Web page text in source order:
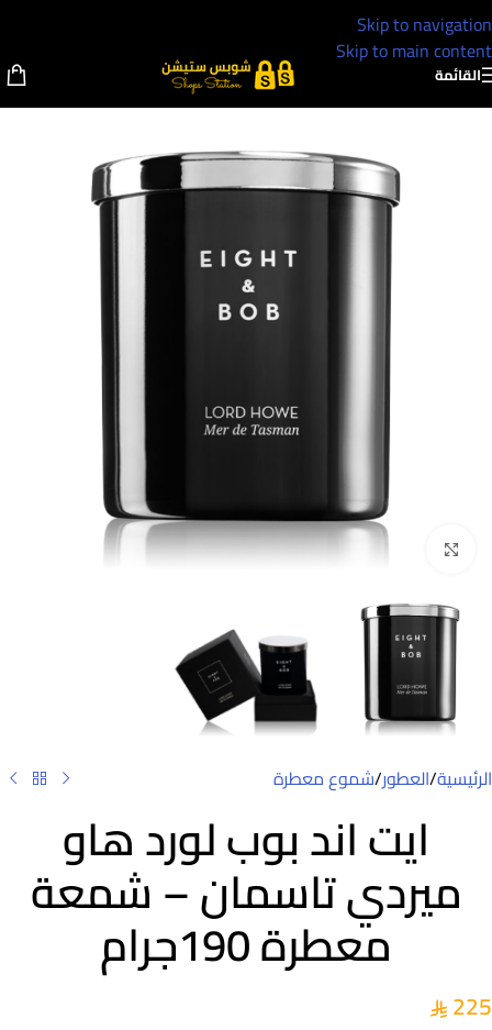
Skip to navigation
Skip to main content
القائمة
Click to enlarge
الرئيسية/العطور/شموع معطرة
ايت اند بوب لورد هاو
ميردي تاسمان – شمعة
معطرة 190جرام
225